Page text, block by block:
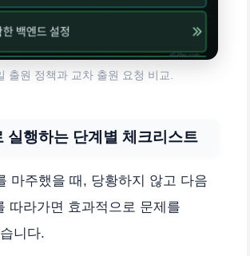
출원 정책과 교차 출원 요청 비교.
실행하는 단계별 체크리스트
마주했을 때, 당황하지 않고 다음
따라가면 효과적으로 문제를
니다.